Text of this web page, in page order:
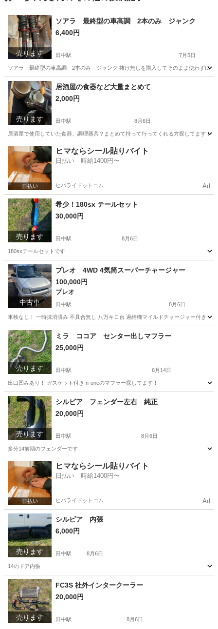
売ります
ソアラ 最終型の車高調 2本のみ ジャンク
6,400円
田中駅 7月5日
ソアラ 最終型の車高調 2本のみ ジャンク 抜け無しを購入してそのまま使わずに出
長野 上田市 田中駅 パーツ ソアラ
売ります
居酒屋の食器など大量まとめて
2,000円
田中駅 8月6日
居酒屋で使用していた食器、調理器具？まとめて持って行ってくれる方探してます！
長野 東御市 田中駅 調理器具
ヒマならシール貼りバイト
日払い 時給1400円〜
ヒバライドットコム Ad
売ります
希少！180sx テールセット
30,000円
田中駅 8月6日
180sxテールセットです
長野 東御市 田中駅 パーツ
中古車
プレオ 4WD 4気筒スーパーチャージャー
100,000円
プレオ
田中駅 8月6日
車検なし！ 一時抹消済み 不具合無し 八万キロ台 過給機マイルドチャージャー付き！
長野 東御市 田中駅 プレオ 4WD
売ります
ミラ ココア センター出しマフラー
25,000円
田中駅 6月14日
出口凹みあり！ ガスケット付き n-oneのマフラー探してます！
長野 東御市 田中駅
売ります
シルビア フェンダー左右 純正
20,000円
田中駅 8月6日
多分14前期のフェンダーです
長野 東御市 田中駅 パーツ フェンダー
ヒマならシール貼りバイト
日払い 時給1400円〜
ヒバライドットコム Ad
売ります
シルビア 内張
6,000円
田中駅 8月6日
14のドア内張
長野 東御市 田中駅 内装、インテリア
売ります
FC3S 社外インタークーラー
20,000円
田中駅 8月6日